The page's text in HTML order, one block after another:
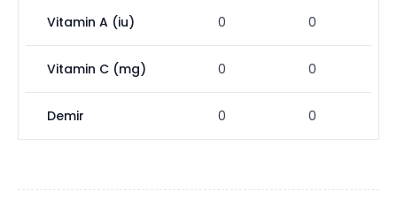
Vitamin A (iu) 0 0
Vitamin C (mg) 0 0
Demir 0 0